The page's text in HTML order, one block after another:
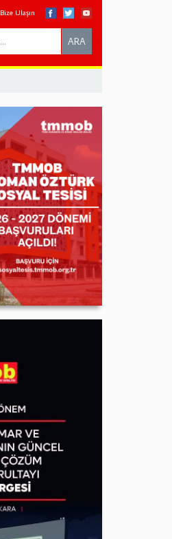
Bize Ulaşın
Search
this
ARA